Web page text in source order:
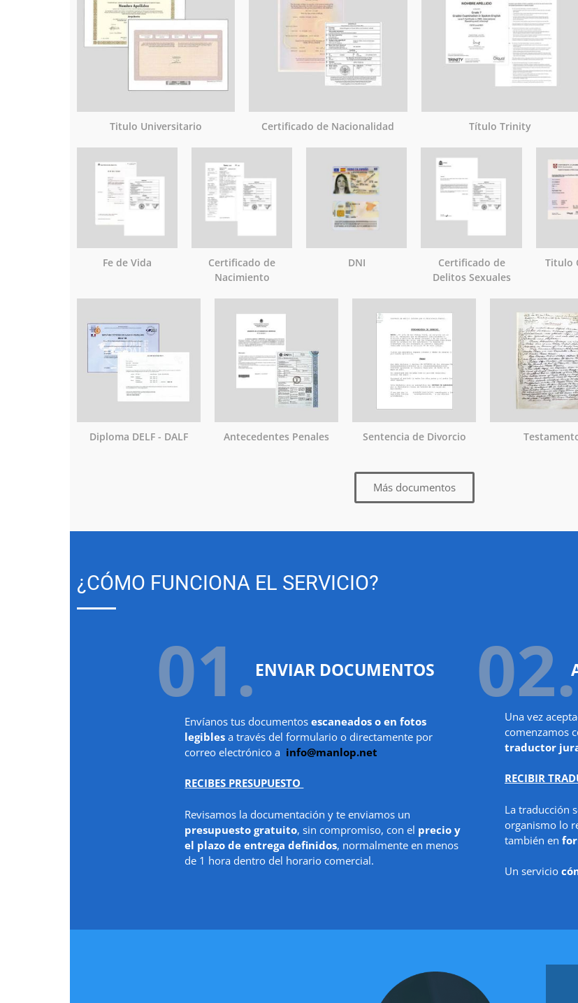
Titulo Universitario Certificado de Nacionalidad Título Trinity
Fe de Vida
Certificado de
Nacimiento
DNI
Certificado de
Delitos Sexuales
Titulo
Diploma DELF - DALF Antecedentes Penales Sentencia de Divorcio
Más documentos
¿CÓMO FUNCIONA EL SERVICIO?
01.ENVIAR DOCUMENTOS
Envíanos tus documentosescaneados o en fotos
legibles a través del formulario o directamente por
correo electrónico a info@manlop.net
RECIBES PRESUPUESTO
Revisamos la documentación y te enviamos un
presupuesto gratuito, sin compromiso, con el precio y
el plazo de entrega definidos, normalmente en menos
de 1 hora dentro del horario comercial.
02.
Una vez
comenzamos
traductor
RECIBIR
La traducción
organismo lo
también en
Un servicio